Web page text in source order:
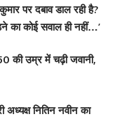
पर दबाव डाल रही है?
का कोई सवाल ही नहीं…’
की उम्र में चढ़ी जवानी,
नितिन नवीन का